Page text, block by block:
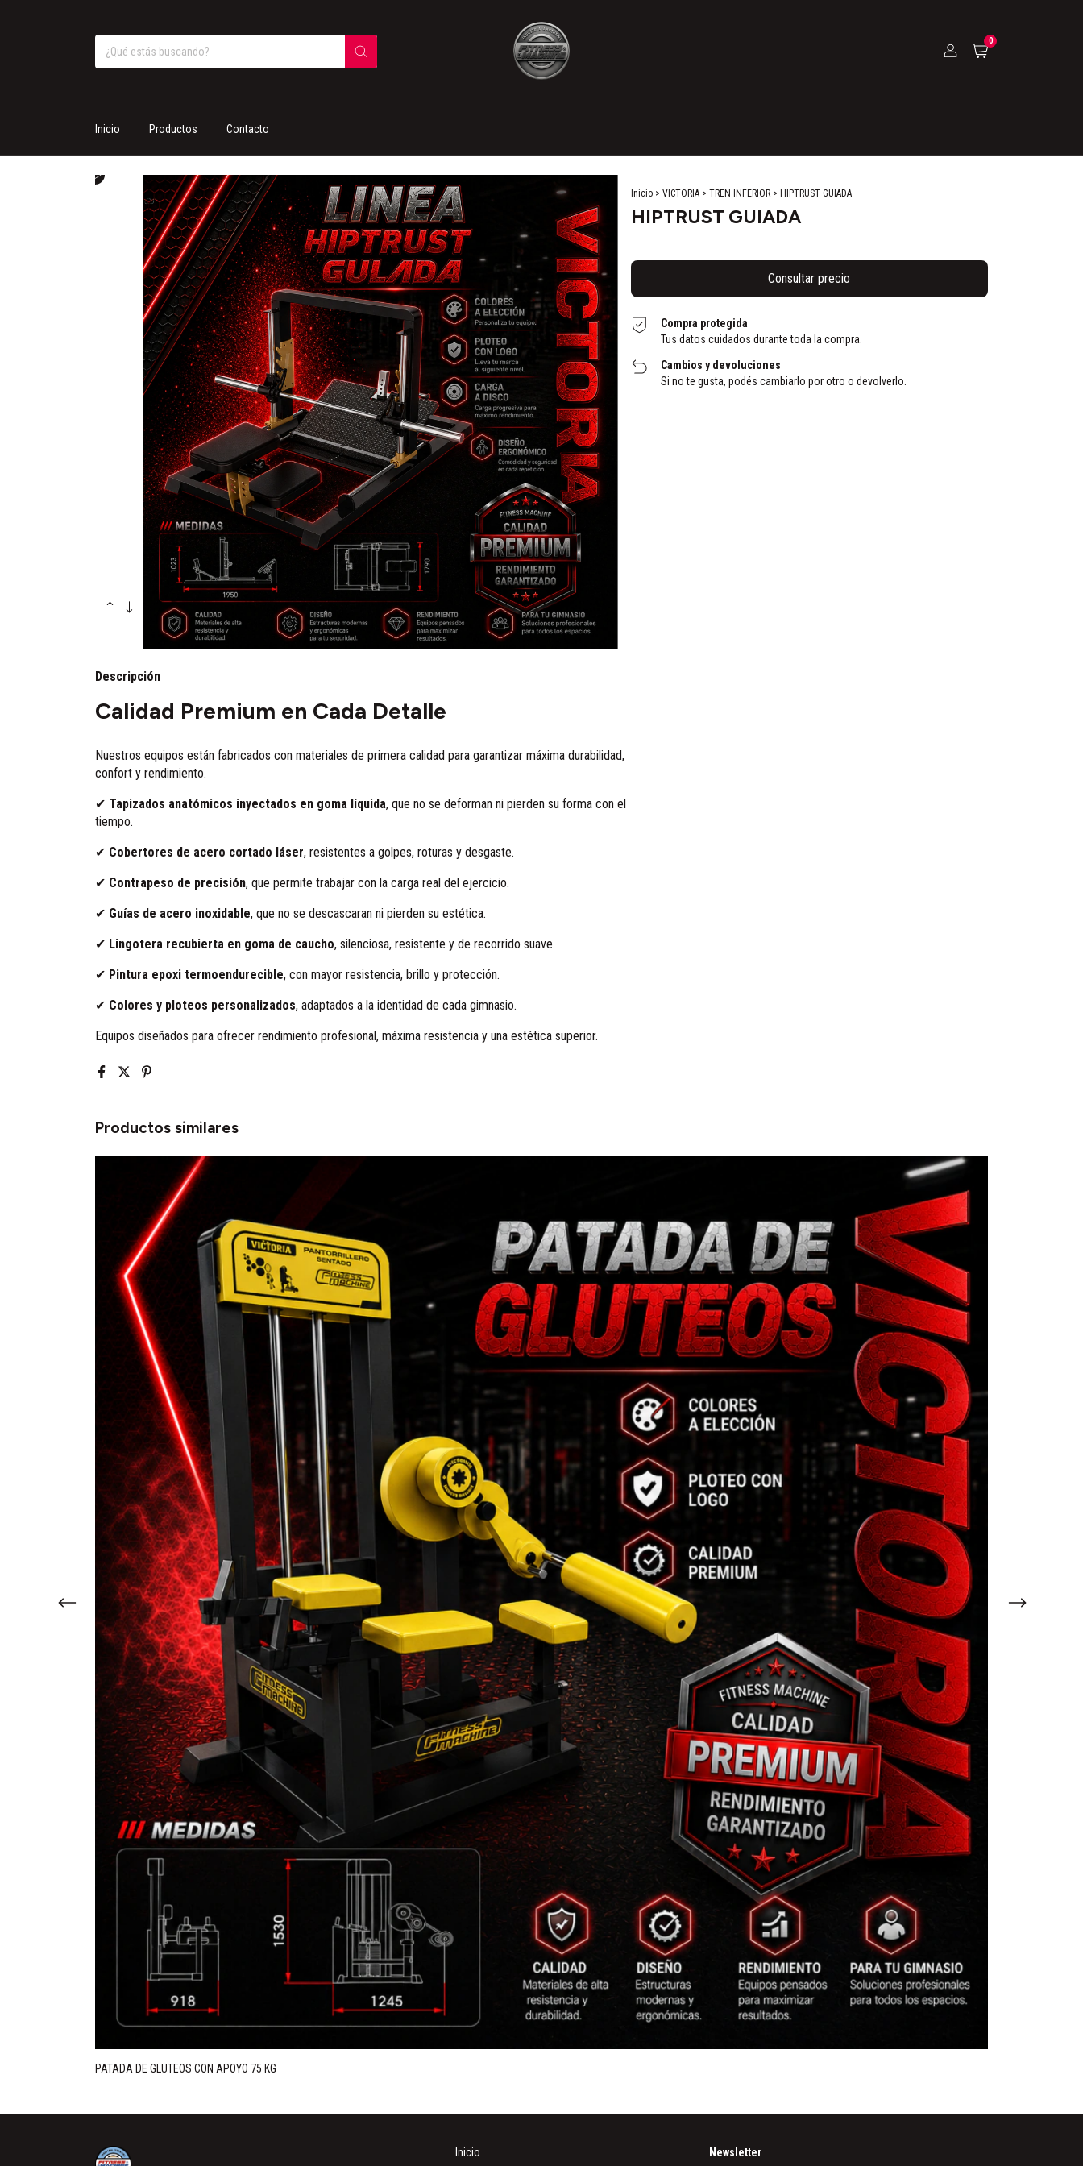
0
Inicio Productos Contacto
Inicio > VICTORIA > TREN INFERIOR > HIPTRUST GUIADA
HIPTRUST GUIADA
Compra protegida
Tus datos cuidados durante toda la compra.
Cambios y devoluciones
Si no te gusta, podés cambiarlo por otro o devolverlo.
Descripción
Calidad Premium en Cada Detalle
Nuestros equipos están fabricados con materiales de primera calidad para garantizar máxima durabilidad,
confort y rendimiento.
✔ Tapizados anatómicos inyectados en goma líquida, que no se deforman ni pierden su forma con el
tiempo.
✔ Cobertores de acero cortado láser, resistentes a golpes, roturas y desgaste.
✔ Contrapeso de precisión, que permite trabajar con la carga real del ejercicio.
✔ Guías de acero inoxidable, que no se descascaran ni pierden su estética.
✔ Lingotera recubierta en goma de caucho, silenciosa, resistente y de recorrido suave.
✔ Pintura epoxi termoendurecible, con mayor resistencia, brillo y protección.
✔ Colores y ploteos personalizados, adaptados a la identidad de cada gimnasio.
Equipos diseñados para ofrecer rendimiento profesional, máxima resistencia y una estética superior.
Productos similares
PATADA DE GLUTEOS CON APOYO 75 KG
Inicio Newsletter